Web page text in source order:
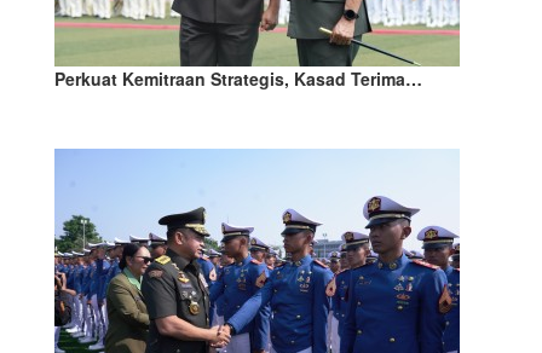
Perkuat Kemitraan Strategis, Kasad Terima…